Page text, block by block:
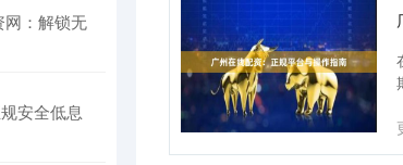
网：解锁无
安全低息